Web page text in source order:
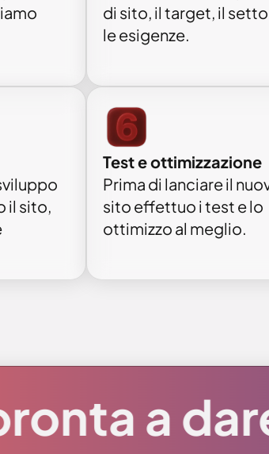
di sito, il target, il
le esigenze.
il sito,
Test e ottimizzazione
Prima di lanciare il
sito effettuo i test e lo
ottimizzo al meglio.
a